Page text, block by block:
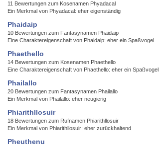
11 Bewertungen zum Kosenamen Phyadacal
Ein Merkmal von Phyadacal: eher eigenständig
Phaidaip
10 Bewertungen zum Fantasynamen Phaidaip
Eine Charaktereigenschaft von Phaidaip: eher ein Spaßvogel
Phaethello
14 Bewertungen zum Kosenamen Phaethello
Eine Charaktereigenschaft von Phaethello: eher ein Spaßvogel
Phailallo
20 Bewertungen zum Fantasynamen Phailallo
Ein Merkmal von Phailallo: eher neugierig
Phiarithllosuir
18 Bewertungen zum Rufnamen Phiarithllosuir
Ein Merkmal von Phiarithllosuir: eher zurückhaltend
Pheuthenu